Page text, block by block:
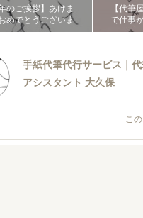
のご挨拶】あけま
めでとうございま
【代筆
で仕事
手紙代筆代行サービス｜
アシスタント 大久保
こ